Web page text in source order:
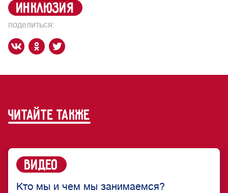
поделиться:
инклюзия
читайте также
Видео
Кто мы и чем мы занимаемся?